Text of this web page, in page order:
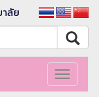
าลัย
Toggle